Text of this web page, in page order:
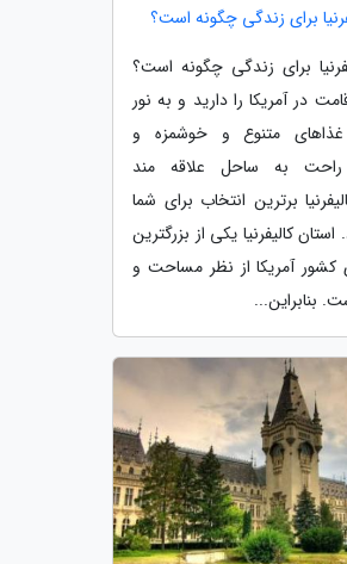
برای زندگی چگونه است؟
برای زندگی چگونه است؟
در آمریکا را دارید و به نور
غذاهای متنوع و خوشمزه و
به ساحل علاقه مند
برترین انتخاب برای شما
کالیفرنیا یکی از بزرگترین
کشور آمریکا از نظر مساحت و
بنابراین...